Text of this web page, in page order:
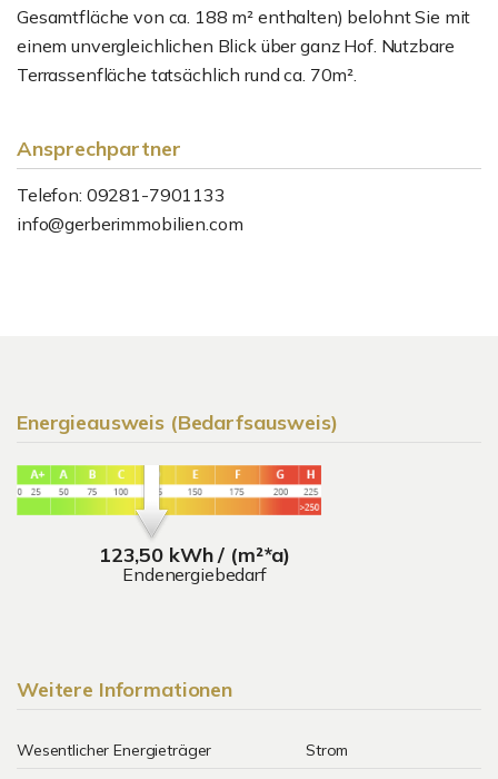
Gesamtfläche von ca. 188 m² enthalten) belohnt Sie mit
einem unvergleichlichen Blick über ganz Hof. Nutzbare
Terrassenfläche tatsächlich rund ca. 70m².
Ansprechpartner
Telefon: 09281-7901133
info@gerberimmobilien.com
Energieausweis (Bedarfsausweis)
123,50 kWh / (m²*a)
Endenergiebedarf
Weitere Informationen
Wesentlicher Energieträger
Strom